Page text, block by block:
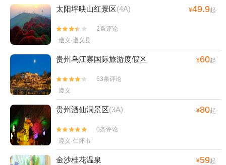
太阳坪映山红景区(4A) ¥49.9起


2条评论
遵义·遵义县
贵州乌江寨国际旅游度假区 ¥60起


63条评论
遵义
贵州酒仙洞景区(3A) ¥80起


0条评论
遵义·仁怀市
金沙桂花温泉 ¥59起